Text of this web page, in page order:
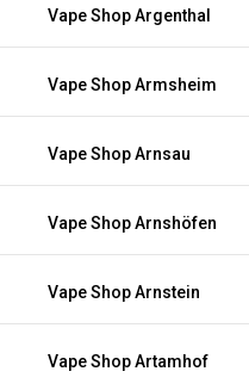
Vape Shop Argenthal
Vape Shop Armsheim
Vape Shop Arnsau
Vape Shop Arnshöfen
Vape Shop Arnstein
Vape Shop Artamhof